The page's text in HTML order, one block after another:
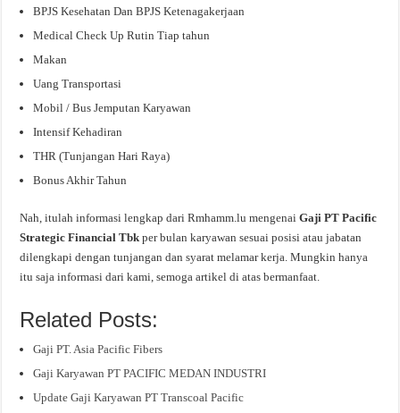
BPJS Kesehatan Dan BPJS Ketenagakerjaan
Medical Check Up Rutin Tiap tahun
Makan
Uang Transportasi
Mobil / Bus Jemputan Karyawan
Intensif Kehadiran
THR (Tunjangan Hari Raya)
Bonus Akhir Tahun
Nah, itulah informasi lengkap dari Rmhamm.lu mengenaiGaji PT Pacific
Strategic Financial Tbkper bulan karyawan sesuai posisi atau jabatan
dilengkapi dengan tunjangan dan syarat melamar kerja. Mungkin hanya
itu saja informasi dari kami, semoga artikel di atas bermanfaat.
Related Posts:
Gaji PT. Asia Pacific Fibers
Gaji Karyawan PT PACIFIC MEDAN INDUSTRI
Update Gaji Karyawan PT Transcoal Pacific